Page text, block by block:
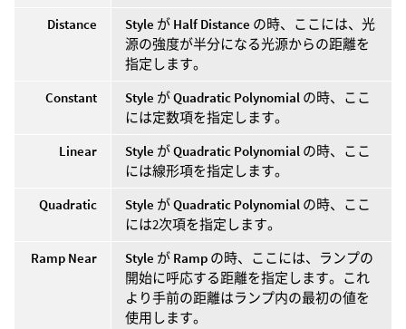
Distance
Style が Half Distance の時、ここには、光
源の強度が半分になる光源からの距離を
指定します。
Constant
Style がQuadratic Polynomial の時、ここ
には定数項を指定します。
Linear
Style がQuadratic Polynomial の時、ここ
には線形項を指定します。
Quadratic
Style がQuadratic Polynomial の時、ここ
には2次項を指定します。
Ramp Near
Style が Ramp の時、ここには、ランプの
開始に呼応する距離を指定します。これ
より手前の距離はランプ内の最初の値を
使用します。